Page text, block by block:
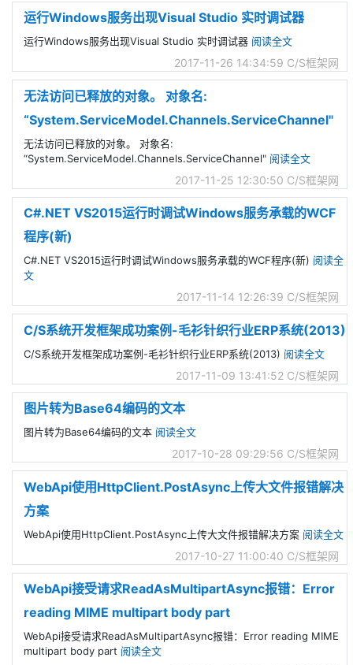
运行Windows服务出现Visual Studio 实时调试器
运行Windows服务出现Visual Studio 实时调试器 阅读全文
2017-11-26 14:34:59 C/S框架网
无法访问已释放的对象。 对象名:
“System.ServiceModel.Channels.ServiceChannel"
无法访问已释放的对象。 对象名:
“System.ServiceModel.Channels.ServiceChannel" 阅读全文
2017-11-25 12:30:50 C/S框架网
C#.NET VS2015运行时调试Windows服务承载的WCF
程序(新)
C#.NET VS2015运行时调试Windows服务承载的WCF程序(新) 阅读全
文
2017-11-14 12:26:39 C/S框架网
C/S系统开发框架成功案例-毛衫针织行业ERP系统(2013)
C/S系统开发框架成功案例-毛衫针织行业ERP系统(2013) 阅读全文
2017-11-09 13:41:52 C/S框架网
图片转为Base64编码的文本
图片转为Base64编码的文本 阅读全文
2017-10-28 09:29:56 C/S框架网
WebApi使用HttpClient.PostAsync上传大文件报错解决
方案
WebApi使用HttpClient.PostAsync上传大文件报错解决方案 阅读全文
2017-10-27 11:00:40 C/S框架网
WebApi接受请求ReadAsMultipartAsync报错：Error
reading MIME multipart body part
WebApi接受请求ReadAsMultipartAsync报错：Error reading MIME
multipart body part 阅读全文